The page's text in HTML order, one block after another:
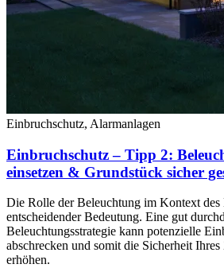
Einbruchschutz, Alarmanlagen
Einbruchschutz – Tipp 2:
einsetzen & Grundstück sicher
Die Rolle der Beleuchtung im Kontext des
entscheidender Bedeutung. Eine gut
Beleuchtungsstrategie kann potenzielle
abschrecken und somit die Sicherheit
erhöhen.